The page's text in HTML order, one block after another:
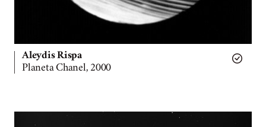
Aleydis Rispa
Planeta Chanel, 2000